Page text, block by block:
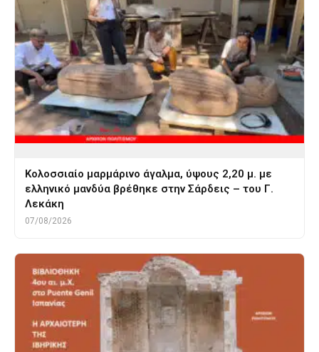
Κολοσσιαίο μαρμάρινο άγαλμα, ύψους 2,20 μ. με
ελληνικό μανδύα βρέθηκε στην Σάρδεις – του Γ.
Λεκάκη
07/08/2026